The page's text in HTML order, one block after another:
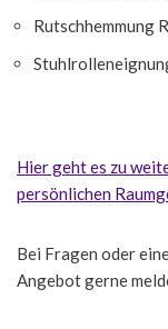
Rutschhemmung
Hier geht es zu
persönlichen
Bei Fragen oder
Angebot gerne